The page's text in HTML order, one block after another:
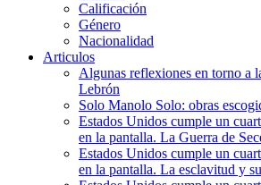
Calificación
Género
Nacionalidad
Articulos
Algunas reflexiones en torno a
Lebrón
Solo Manolo Solo: obras
Estados Unidos cumple un
en la pantalla. La Guerra de
Estados Unidos cumple un
en la pantalla. La esclavitud y